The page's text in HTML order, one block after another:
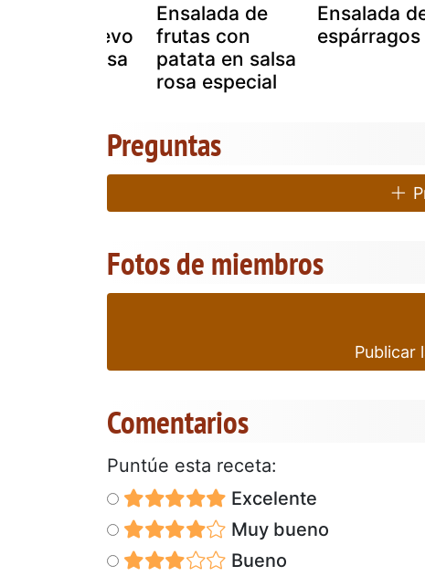
y huevo
salsa rosa
Ensalada de
frutas con
patata en salsa
rosa especial
Ensalada
espárragos
Preguntas
Fotos de miembros
Publicar
Comentarios
Puntúe esta receta:
Excelente
Muy bueno
Bueno